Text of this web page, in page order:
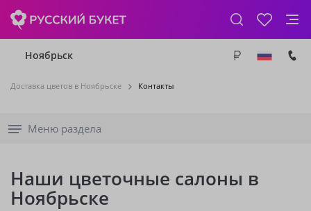
Ноябрьск
Доставка цветов в Ноябрьске Контакты
Меню раздела
Наши цветочные салоны в
Ноябрьске